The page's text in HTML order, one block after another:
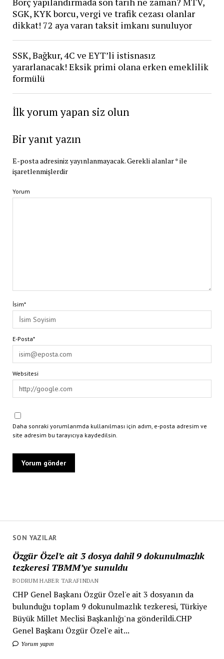
SON YAZILAR
Özgür Özel’e ait 3 dosya dahil 9 dokunulmazlık
tezkeresi TBMM’ye sunuldu
BODRUM HABER TARAFINDAN
CHP Genel Başkanı Özgür Özel'e ait 3 dosyanın da
bulunduğu toplam 9 dokunulmazlık tezkeresi, Türkiye
Büyük Millet Meclisi Başkanlığı'na gönderildi.CHP
Genel Başkanı Özgür Özel'e ait...
Yorum yapın
SGK, KYK borcu, vergi ve trafik cezası olanlar
dikkat! 72 aya varan taksit imkanı sunuluyor
SSK, Bağkur, 4C ve EYT’li istisnasız
yararlanacak! Eksik primi olana erken emeklilik
formülü
İlk yorum yapan siz olun
Bir yanıt yazın
E-posta adresiniz yayınlanmayacak.Gerekli alanlar*ile
işaretlenmişlerdir
Yorum
İsim*
E-Posta*
Websitesi
Daha sonraki yorumlarımda kullanılması için adım, e-posta adresim ve
site adresim bu tarayıcıya kaydedilsin.